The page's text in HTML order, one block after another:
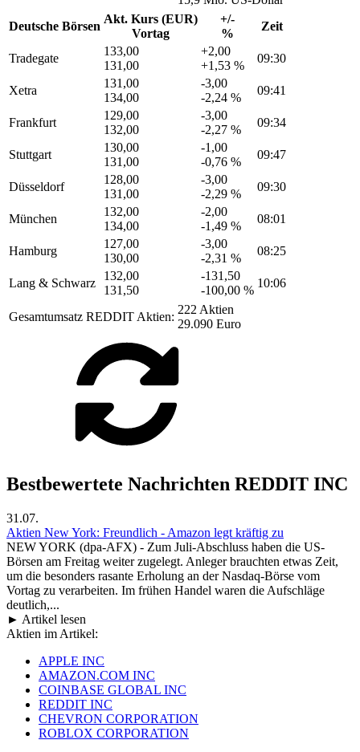
Deutsche Börsen
Akt. Kurs (EUR)
Vortag
+/-
%
Zeit
Tradegate
133,00
131,00
+2,00
+1,53 %
09:30
Xetra
131,00
134,00
-3,00
-2,24 %
09:41
Frankfurt
129,00
132,00
-3,00
-2,27 %
09:34
Stuttgart
130,00
131,00
-1,00
-0,76 %
09:47
Düsseldorf
128,00
131,00
-3,00
-2,29 %
09:30
München
132,00
134,00
-2,00
-1,49 %
08:01
Hamburg
127,00
130,00
-3,00
-2,31 %
08:25
Lang & Schwarz
132,00
131,50
-131,50
-100,00 %
10:06
Gesamtumsatz REDDIT Aktien:
222 Aktien
29.090 Euro
Bestbewertete Nachrichten REDDIT INC
31.07.
Aktien New York: Freundlich - Amazon legt kräftig zu
NEW YORK (dpa-AFX) - Zum Juli-Abschluss haben die US-
Börsen am Freitag weiter zugelegt. Anleger brauchten etwas Zeit,
um die besonders rasante Erholung an der Nasdaq-Börse vom
Vortag zu verarbeiten. Im frühen Handel waren die Aufschläge
deutlich,...
► Artikel lesen
Aktien im Artikel:
APPLE INC
AMAZON.COM INC
COINBASE GLOBAL INC
REDDIT INC
CHEVRON CORPORATION
ROBLOX CORPORATION